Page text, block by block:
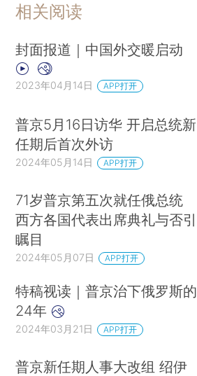
相关阅读
封面报道｜中国外交暖启动
2023年04月14日 APP打开
普京5月16日访华 开启总统新
任期后首次外访
2024年05月14日 APP打开
71岁普京第五次就任俄总统
西方各国代表出席典礼与否引
瞩目
2024年05月07日 APP打开
特稿视读｜普京治下俄罗斯的
24年
2024年03月21日 APP打开
普京新任期人事大改组 绍伊